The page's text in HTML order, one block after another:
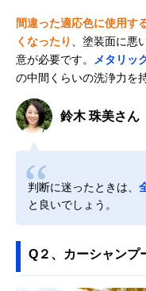
間違った適応色に使用す
くなったり
、塗装面に悪
意が必要です。
メタリッ
の中間くらいの洗浄力を
鈴木 珠美さん
判断に迷ったときは、
と良いでしょう。
Q２、カーシャンプ